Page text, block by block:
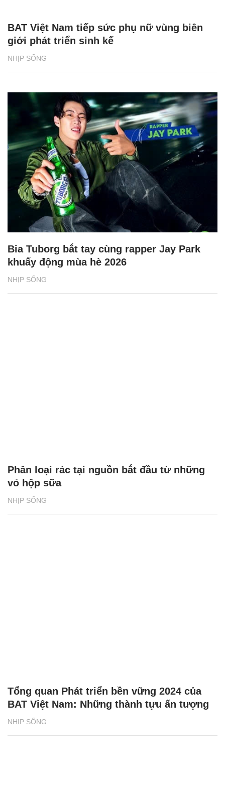
NHỊP SỐNG
BAT Việt Nam tiếp sức phụ nữ vùng biên
giới phát triển sinh kế
NHỊP SỐNG
Bia Tuborg bắt tay cùng rapper Jay Park
khuấy động mùa hè 2026
NHỊP SỐNG
Phân loại rác tại nguồn bắt đầu từ những
vỏ hộp sữa
NHỊP SỐNG
Tổng quan Phát triển bền vững 2024 của
BAT Việt Nam: Những thành tựu ấn tượng